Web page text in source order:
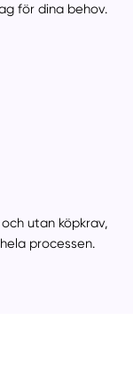
för dina behov.
utan köpkrav,
processen.